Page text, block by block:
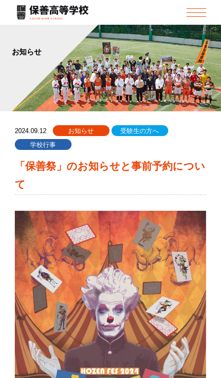
お知らせ
2024.09.12 お知らせ
受験生の方へ
学校行事
「保善祭」のお知らせと事前予約につい
て